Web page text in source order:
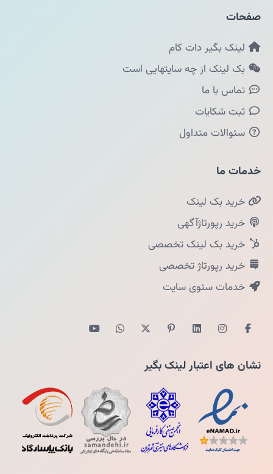
صفحات
لینک بگیر دات کام
بک لینک از چه سایتهایی است
تماس با ما
ثبت شکایات
سئوالات متداول
خدمات ما
خرید بک لینک
خرید رپورتاژآگهی
خرید بک لینک تخصصی
خرید رپورتاژ تخصصی
خدمات سئوی سایت
نشان های اعتبار لینک بگیر